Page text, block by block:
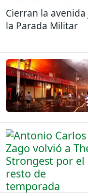
Cierran la
la Parada Militar